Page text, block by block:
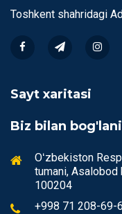
Toshkent shahridagi
Sayt xaritasi
Biz bilan
Oʻzbekiston
tumani, Аsalobod
100204
+998 71 208-69-